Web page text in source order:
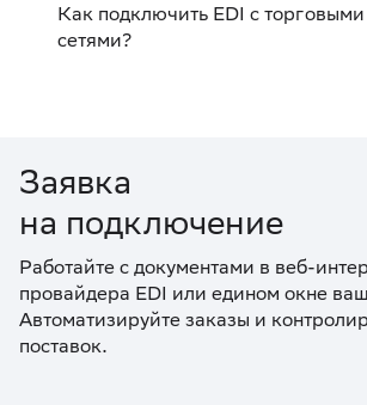
Как подключить EDI с торговыми
сетями?
Заявка
на подключение
Работайте с документами в веб-
провайдера EDI или едином окне
Автоматизируйте заказы и
поставок.